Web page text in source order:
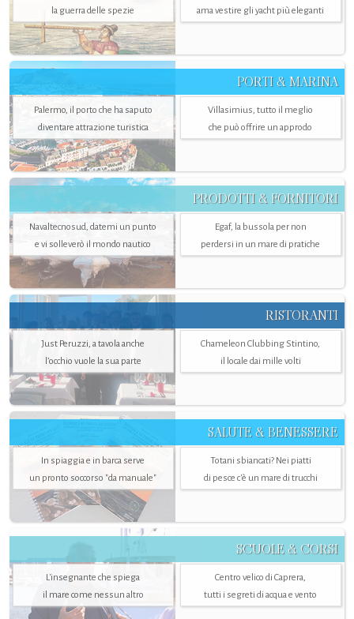
la guerra delle spezie
ama vestire gli yacht più eleganti
PORTI & MARINA
Palermo, il porto che ha saputo
diventare attrazione turistica
Villasimius, tutto il meglio
che può offrire un approdo
PRODOTTI & FORNITORI
Navaltecnosud, datemi un punto
e vi solleverò il mondo nautico
Egaf, la bussola per non
perdersi in un mare di pratiche
RISTORANTI
Just Peruzzi, a tavola anche
l’occhio vuole la sua parte
Chameleon Clubbing Stintino,
il locale dai mille volti
SALUTE & BENESSERE
In spiaggia e in barca serve
un pronto soccorso "da manuale"
Totani sbiancati? Nei piatti
di pesce c'è un mare di trucchi
SCUOLE & CORSI
L'insegnante che spiega
il mare come nessun altro
Centro velico di Caprera,
tutti i segreti di acqua e vento